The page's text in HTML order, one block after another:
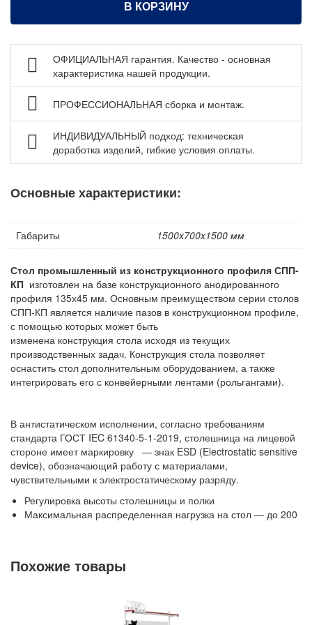
Аксессуары для антистатических столов МЕТЕХ
Шкафы сухого хранения ESD
Мебель для чистых помещений
Перфорированные панели, подвесы и крюки
Хранение метизов и мелких деталей
Пластиковые лотки и ячейки
Стеллажи металлические
Тележки ручные для перевозки грузов
Колеса и колесные опоры
Аксессуары для сварки
Контейнеры производственные
Грузоподъемное оборудование
Нестандартные изделия
Платформы подкатные SF
В КОРЗИНУ
ОФИЦИАЛЬНАЯ гарантия. Качество - основная
характеристика нашей продукции.
ПРОФЕССИОНАЛЬНАЯ сборка и монтаж.
ИНДИВИДУАЛЬНЫЙ подход: техническая
доработка изделий, гибкие условия оплаты.
Основные характеристики:
Габариты 1500x700x1500 мм
Стол промышленный из конструкционного профиля СПП-
КП изготовлен на базе конструкционного анодированного
профиля 135х45 мм. Основным преимуществом серии столов
СПП-КП является наличие пазов в конструкционном профиле,
с помощью которых может быть
изменена конструкция стола исходя из текущих
производственных задач. Конструкция стола позволяет
оснастить стол дополнительным оборудованием, а также
интегрировать его с конвейерными лентами (рольгангами).
В антистатическом исполнении, согласно требованиям
стандарта ГОСТ IEC 61340-5-1-2019, столешница на лицевой
стороне имеет маркировку — знак ESD (Electrostatic sensitive
device), обозначающий работу с материалами,
чувствительными к электростатическому разряду.
Регулировка высоты столешницы и полки
Максимальная распределенная нагрузка на стол — до 200
Инструкции по сборке
Похожие товары